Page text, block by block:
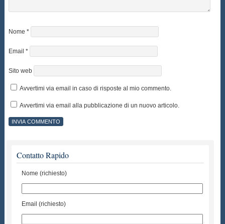
Nome*
Email*
Sito web
Avvertimi via email in caso di risposte al mio commento.
Avvertimi via email alla pubblicazione di un nuovo articolo.
Contatto Rapido
Nome (richiesto)
Email (richiesto)